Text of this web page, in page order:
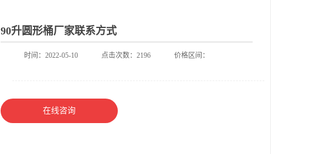
90升圆形桶厂家联系方式
时间：2022-05-10 点击次数：2196 价格区间：
在线咨询